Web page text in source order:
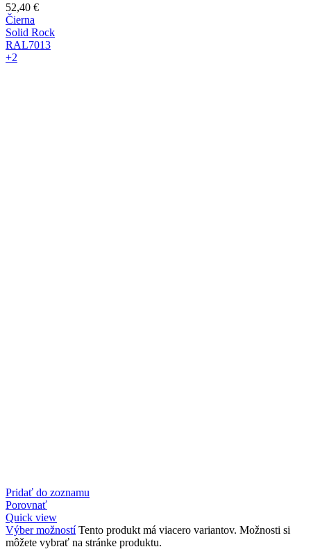
52,40 €
Čierna
Solid Rock
RAL7013
+2
Pridať do zoznamu
Porovnať
Quick view
Výber možností Tento produkt má viacero variantov. Možnosti si
môžete vybrať na stránke produktu.